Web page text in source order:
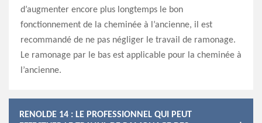
d’augmenter encore plus longtemps le bon
fonctionnement de la cheminée à l’ancienne, il est
recommandé de ne pas négliger le travail de ramonage.
Le ramonage par le bas est applicable pour la cheminée à
l’ancienne.
RENOLDE 14 : LE PROFESSIONNEL QUI PEUT